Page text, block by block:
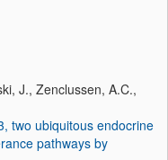
J., Zenclussen, A.C.,
two ubiquitous endocrine
pathways by